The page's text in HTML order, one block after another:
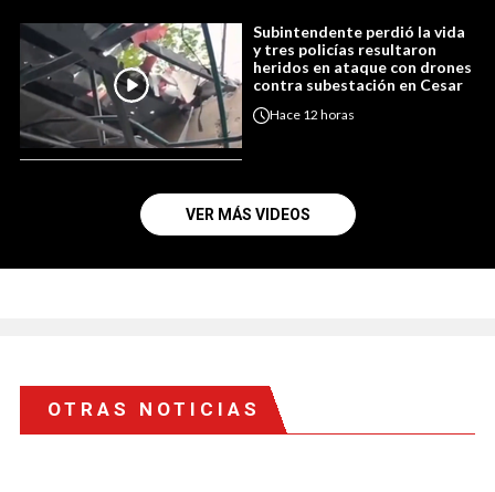
Subintendente perdió la vida
y tres policías resultaron
heridos en ataque con drones
contra subestación en Cesar
Hace 12 horas
VER MÁS VIDEOS
OTRAS NOTICIAS